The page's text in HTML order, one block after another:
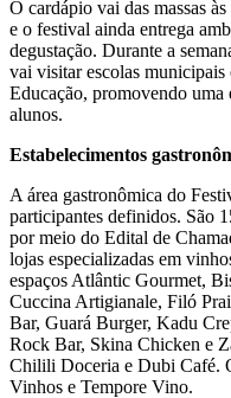
O cardápio vai das massas
e o festival ainda entrega
degustação. Durante a
vai visitar escolas municipais
Educação, promovendo
alunos.
Estabelecimentos
A área gastronômica do
participantes definidos. São
por meio do Edital de
lojas especializadas em
espaços Atlântic Gourmet,
Cuccina Artigianale, Filó
Bar, Guará Burger, Kadu
Rock Bar, Skina Chicken e
Chilili Doceria e Dubi Café.
Vinhos e Tempore Vino.